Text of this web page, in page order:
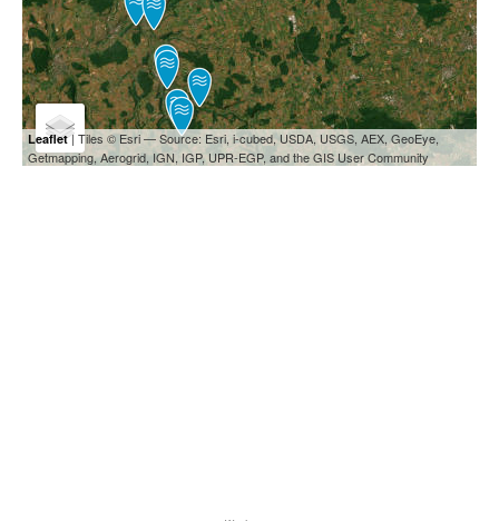
Leaflet| Tiles © Esri — Source: Esri, i-cubed, USDA, USGS, AEX, GeoEye,
Getmapping, Aerogrid, IGN, IGP, UPR-EGP, and the GIS User Community